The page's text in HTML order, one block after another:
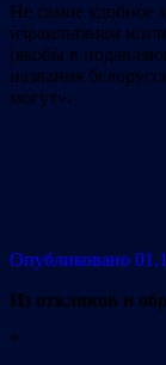
Не самое удобное
израильтянам и/
(якобы в
названия
могут».
Опубликовано
Из откликов и
*